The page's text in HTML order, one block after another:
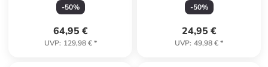
-50%
64,95 €
UVP: 129,98 €*
-50%
24,95 €
UVP: 49,98 €*